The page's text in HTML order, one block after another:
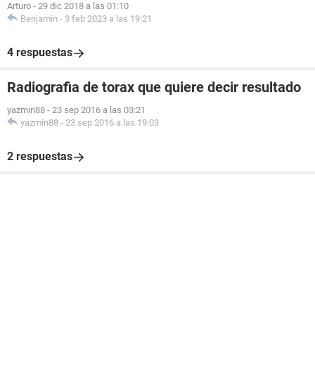
Arturo - 29 dic 2018 a las 01:10
Benjamin - 3 feb 2023 a las 19:21
4 respuestas
Radiografia de torax que quiere decir resultado
yazmin88 - 23 sep 2016 a las 03:21
yazmin88 - 23 sep 2016 a las 19:03
2 respuestas